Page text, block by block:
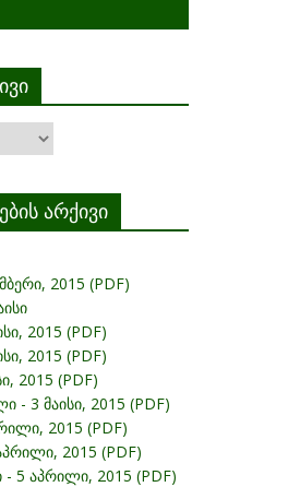
არქივი
2015 (PDF)
2015 (PDF)
2015 (PDF)
2015 (PDF)
- 3 მაისი, 2015 (PDF)
2015 (PDF)
2015 (PDF)
- 5 აპრილი, 2015 (PDF)